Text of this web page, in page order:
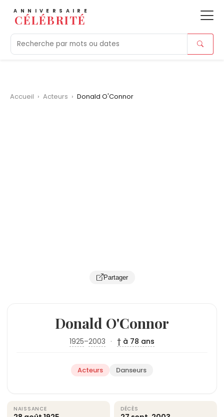
ANNIVERSAIRE
CÉLÉBRITÉ
Aujourd'hui Tendances Morts
Accueil › Acteurs › Donald O'Connor
Partager
Donald O'Connor
1925–2003 · † à 78 ans
Acteurs Danseurs
NAISSANCE DÉCÈS